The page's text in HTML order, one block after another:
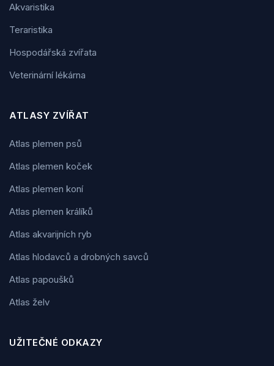
Akvaristika
Teraristika
Hospodářská zvířata
Veterinární lékárna
ATLASY ZVÍŘAT
Atlas plemen psů
Atlas plemen koček
Atlas plemen koní
Atlas plemen králíků
Atlas akvarijních ryb
Atlas hlodavců a drobných savců
Atlas papoušků
Atlas želv
UŽITEČNÉ ODKAZY